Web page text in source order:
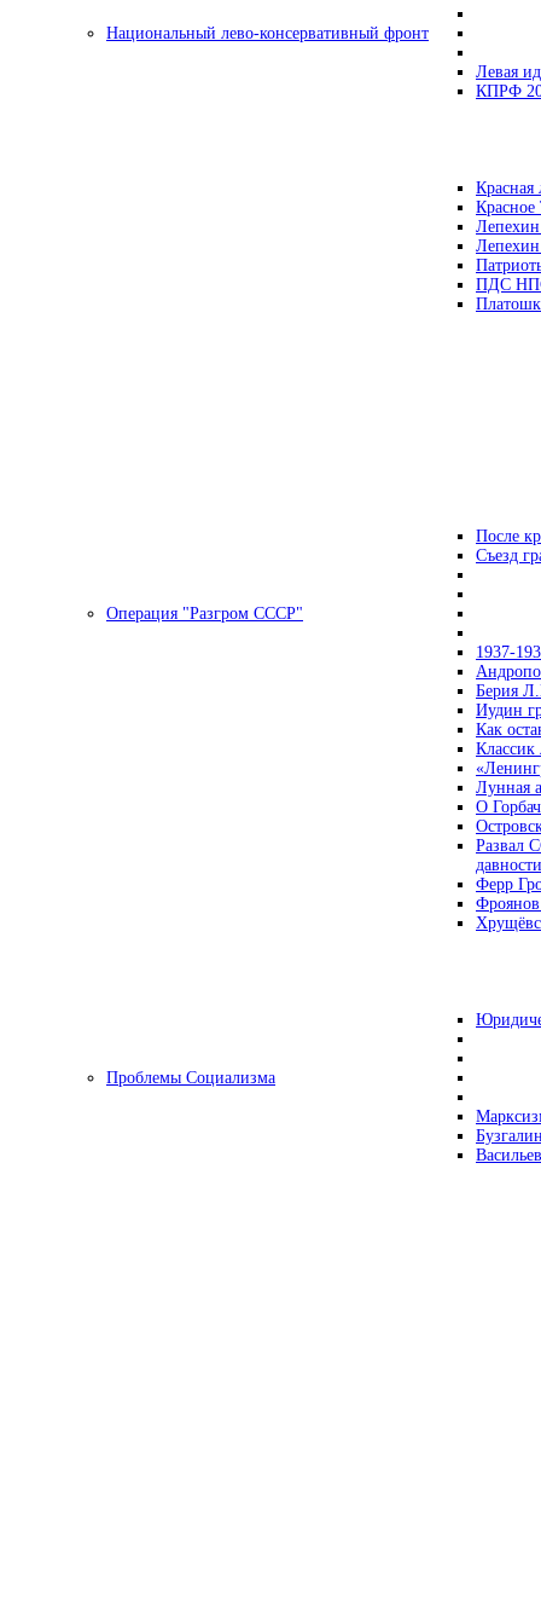
Национальный лево-консервативный фронт
Левая
КПРФ
Красная
ПДС
После
Съезд
Операция "Разгром СССР"
1937-
Берия
Иудин
Как
Лунная
О
Развал
давности
Ферр
Проблемы Социализма